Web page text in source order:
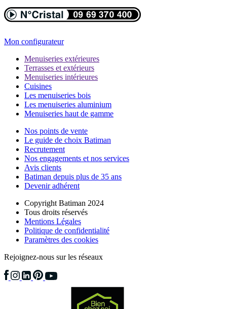
Mon configurateur
Menuiseries extérieures
Terrasses et extérieurs
Menuiseries intérieures
Cuisines
Les menuiseries bois
Les menuiseries aluminium
Menuiseries haut de gamme
Nos points de vente
Le guide de choix Batiman
Recrutement
Nos engagements et nos services
Avis clients
Batiman depuis plus de 35 ans
Devenir adhérent
Copyright Batiman 2024
Tous droits réservés
Mentions Légales
Politique de confidentialité
Paramètres des cookies
Rejoignez-nous sur les réseaux